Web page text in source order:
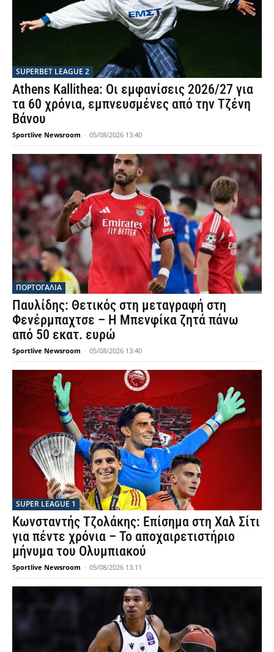
SUPERBET LEAGUE 2
Athens Kallithea: Οι εμφανίσεις 2026/27 για
τα 60 χρόνια, εμπνευσμένες από την Τζένη
Βάνου
Sportlive Newsroom - 05/08/2026 13:40
ΠΟΡΤΟΓΑΛΙΑ
Παυλίδης: Θετικός στη μεταγραφή στη
Φενέρμπαχτσε – Η Μπενφίκα ζητά πάνω
από 50 εκατ. ευρώ
Sportlive Newsroom - 05/08/2026 13:40
SUPER LEAGUE 1
Κωνσταντής Τζολάκης: Επίσημα στη Χαλ Σίτι
για πέντε χρόνια – Το αποχαιρετιστήριο
μήνυμα του Ολυμπιακού
Sportlive Newsroom - 05/08/2026 13:11